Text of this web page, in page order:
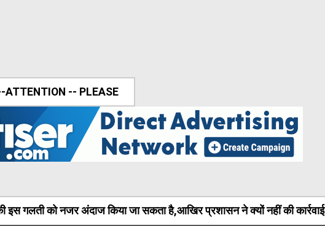
ATTENTION -- PLEASE
इस गलती को नजर अंदाज किया जा सकता है,आखिर प्रशासन ने क्यों नहीं की कार्रवाई